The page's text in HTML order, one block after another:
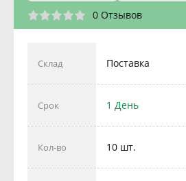
0 Отзывов
Склад Поставка
Срок 1 День
Кол-во 10 шт.